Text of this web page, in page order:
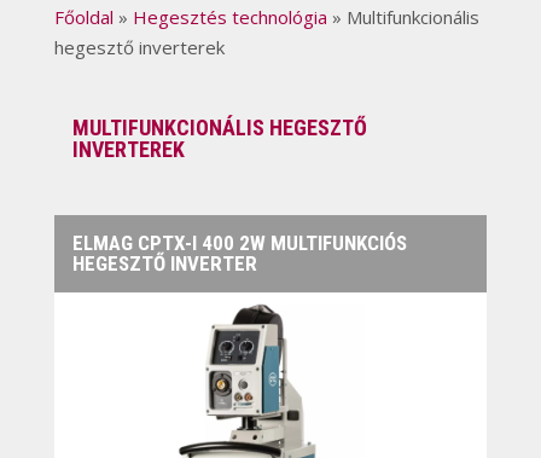
Főoldal » Hegesztés technológia » Multifunkcionális
hegesztő inverterek
MULTIFUNKCIONÁLIS HEGESZTŐ
INVERTEREK
ELMAG CPTX-I 400 2W MULTIFUNKCIÓS
HEGESZTŐ INVERTER